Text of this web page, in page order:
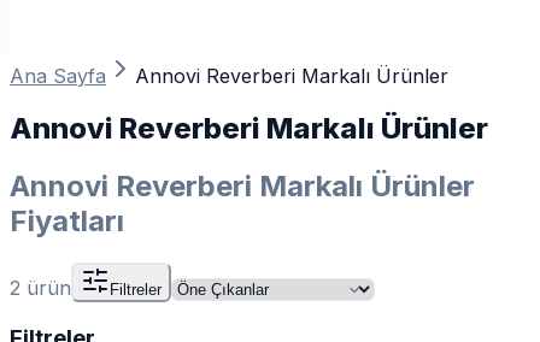
Ana Sayfa Annovi Reverberi Markalı Ürünler
Annovi Reverberi Markalı Ürünler
Annovi Reverberi Markalı Ürünler
Fiyatları
2 ürün Filtreler